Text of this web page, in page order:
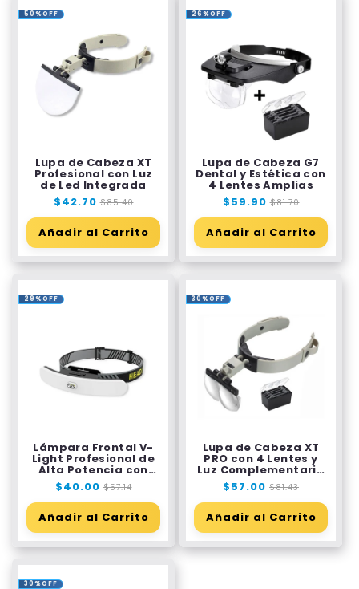
50%OFF
Lupa de Cabeza XT
Profesional con Luz
de Led Integrada
Precio
habitual
$42.70 Precio
de
oferta
$85.40
Añadir al Carrito
26%OFF
Lupa de Cabeza G7
Dental y Estética con
4 Lentes Amplias
Precio
habitual
$59.90 Precio
de
oferta
$81.70
Añadir al Carrito
29%OFF
Lámpara Frontal V-
Light Profesional de
Alta Potencia con
Difusor
Precio
habitual
$40.00 Precio
de
oferta
$57.14
Añadir al Carrito
30%OFF
Lupa de Cabeza XT
PRO con 4 Lentes y
Luz Complementaria
LED
Precio
habitual
$57.00 Precio
de
oferta
$81.43
Añadir al Carrito
30%OFF